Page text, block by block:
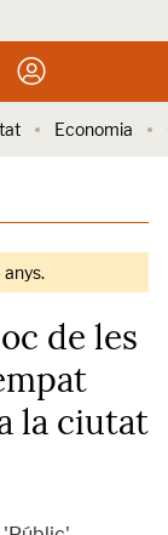
Economia
de les
la ciutat